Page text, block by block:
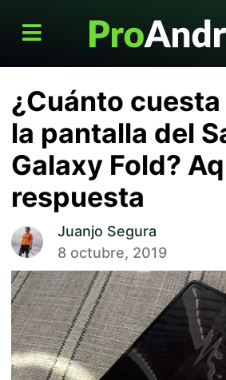
¿Cuánto
la pantalla del
Galaxy Fold?
respuesta
Juanjo Segura
8 octubre, 2019